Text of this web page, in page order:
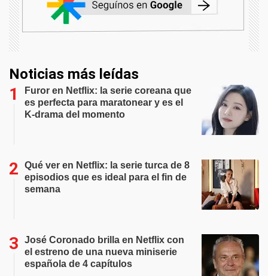
Noticias más leídas
Furor en Netflix: la serie coreana que
es perfecta para maratonear y es el
K-drama del momento
Qué ver en Netflix: la serie turca de 8
episodios que es ideal para el fin de
semana
José Coronado brilla en Netflix con
el estreno de una nueva miniserie
española de 4 capítulos